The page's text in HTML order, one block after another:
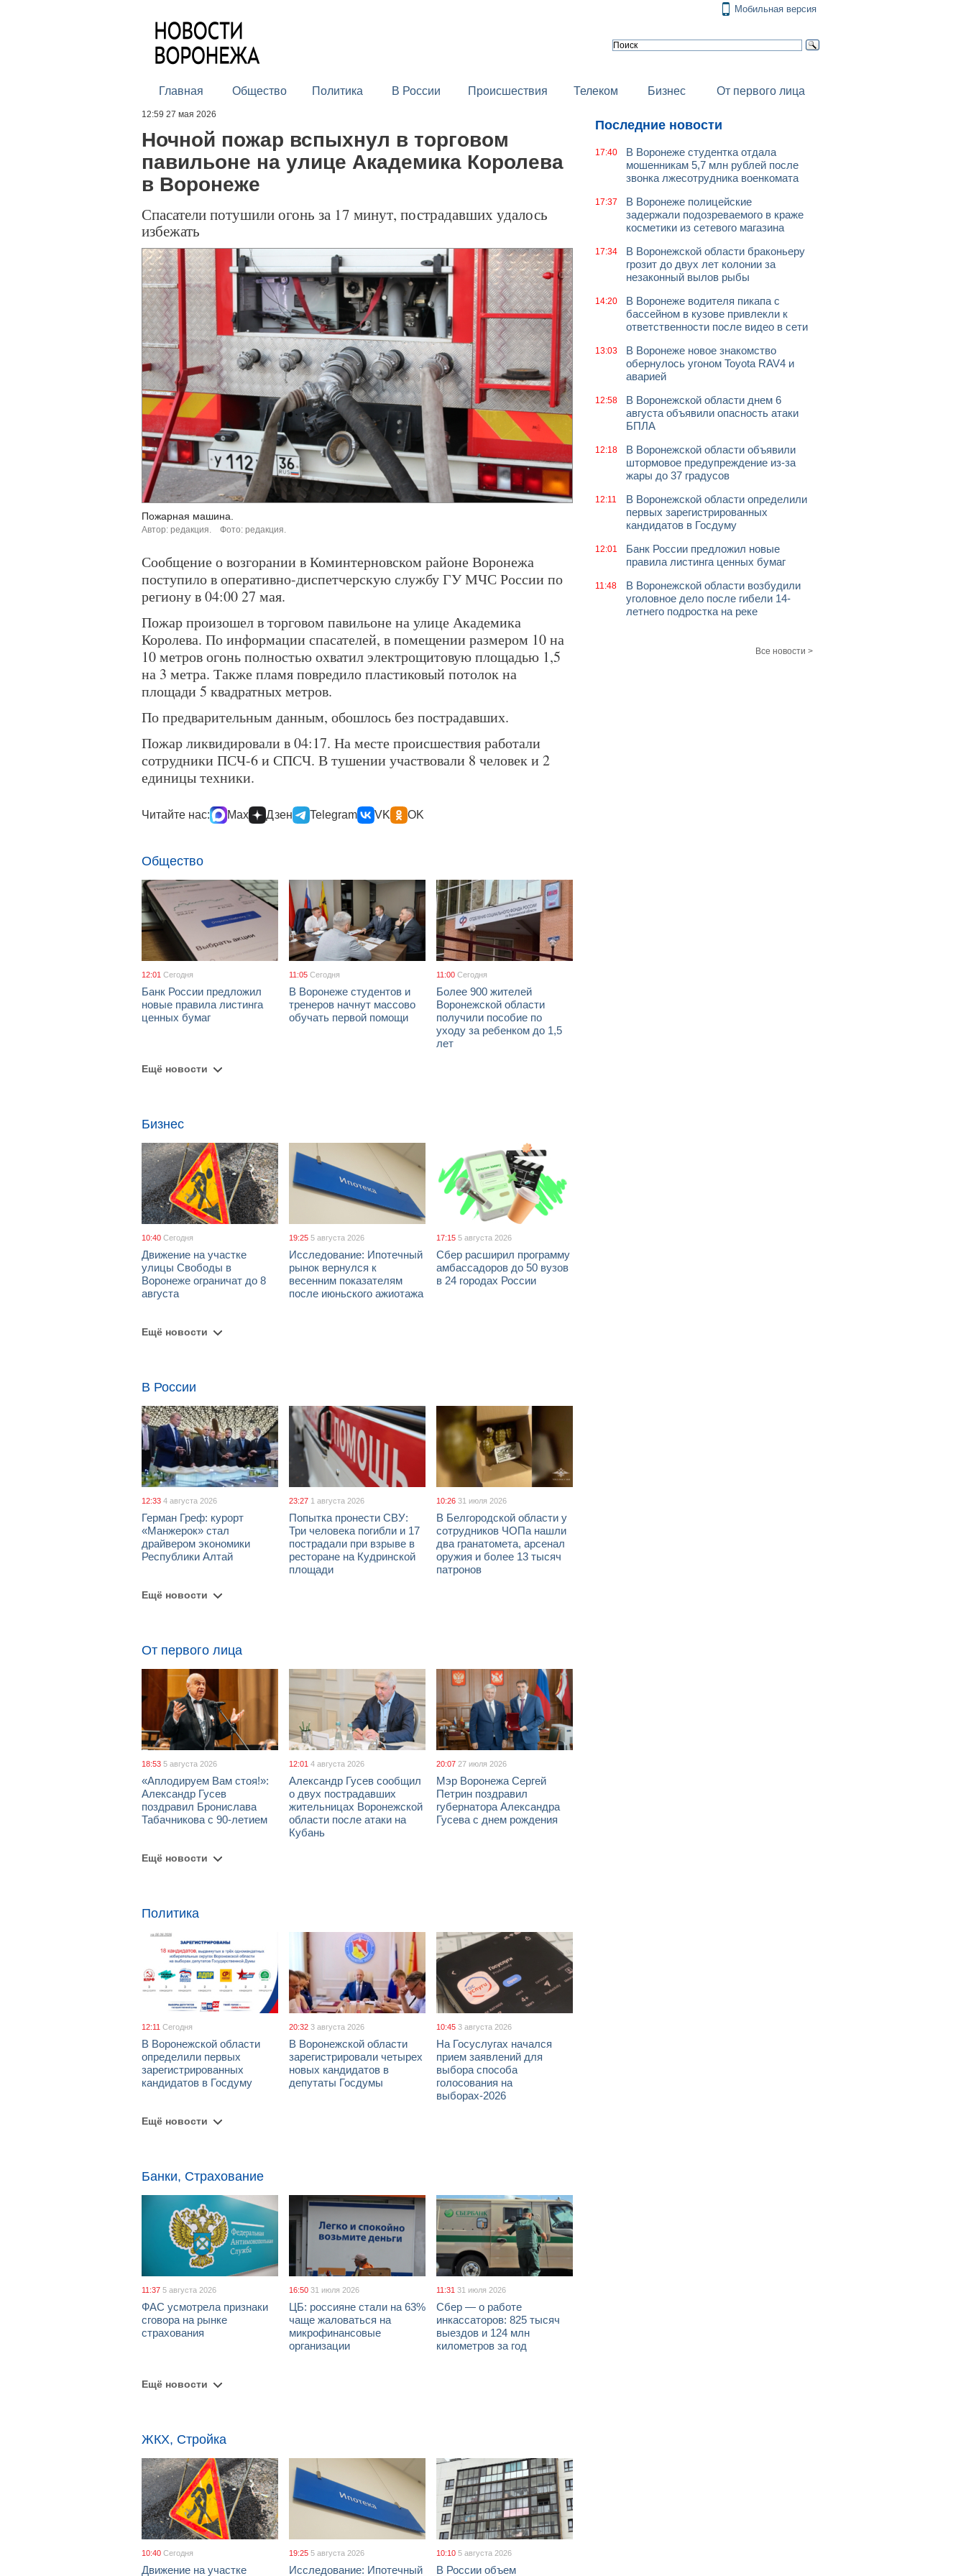
Мобильная версия
Главная Общество Политика В России Происшествия Телеком Бизнес От первого лица
12:59 27 мая 2026
Ночной пожар вспыхнул в торговом
павильоне на улице Академика Королева
в Воронеже
Спасатели потушили огонь за 17 минут, пострадавших удалось
избежать
Пожарная машина.
Автор: редакция. Фото: редакция.
Сообщение о возгорании в Коминтерновском районе Воронежа
поступило в оперативно-диспетчерскую службу ГУ МЧС России по
региону в 04:00 27 мая.
Пожар произошел в торговом павильоне на улице Академика
Королева. По информации спасателей, в помещении размером 10 на
10 метров огонь полностью охватил электрощитовую площадью 1,5
на 3 метра. Также пламя повредило пластиковый потолок на
площади 5 квадратных метров.
По предварительным данным, обошлось без пострадавших.
Пожар ликвидировали в 04:17. На месте происшествия работали
сотрудники ПСЧ-6 и СПСЧ. В тушении участвовали 8 человек и 2
единицы техники.
Читайте нас: Max Дзен Telegram VK OK
Общество
12:01 Сегодня
Банк России предложил
новые правила листинга
ценных бумаг
11:05 Сегодня
В Воронеже студентов и
тренеров начнут массово
обучать первой помощи
11:00 Сегодня
Более 900 жителей
Воронежской области
получили пособие по
уходу за ребенком до 1,5
лет
Ещё новости
Бизнес
10:40 Сегодня
Движение на участке
улицы Свободы в
Воронеже ограничат до 8
августа
19:25 5 августа 2026
Исследование: Ипотечный
рынок вернулся к
весенним показателям
после июньского ажиотажа
17:15 5 августа 2026
Сбер расширил программу
амбассадоров до 50 вузов
в 24 городах России
Ещё новости
В России
12:33 4 августа 2026
Герман Греф: курорт
«Манжерок» стал
драйвером экономики
Республики Алтай
23:27 1 августа 2026
Попытка пронести СВУ:
Три человека погибли и 17
пострадали при взрыве в
ресторане на Кудринской
площади
10:26 31 июля 2026
В Белгородской области у
сотрудников ЧОПа нашли
два гранатомета, арсенал
оружия и более 13 тысяч
патронов
Ещё новости
От первого лица
18:53 5 августа 2026
«Аплодируем Вам стоя!»:
Александр Гусев
поздравил Бронислава
Табачникова с 90-летием
12:01 4 августа 2026
Александр Гусев сообщил
о двух пострадавших
жительницах Воронежской
области после атаки на
Кубань
20:07 27 июля 2026
Мэр Воронежа Сергей
Петрин поздравил
губернатора Александра
Гусева с днем рождения
Ещё новости
Политика
12:11 Сегодня
В Воронежской области
определили первых
зарегистрированных
кандидатов в Госдуму
20:32 3 августа 2026
В Воронежской области
зарегистрировали четырех
новых кандидатов в
депутаты Госдумы
10:45 3 августа 2026
На Госуслугах начался
прием заявлений для
выбора способа
голосования на
выборах-2026
Ещё новости
Банки, Страхование
11:37 5 августа 2026
ФАС усмотрела признаки
сговора на рынке
страхования
16:50 31 июля 2026
ЦБ: россияне стали на 63%
чаще жаловаться на
микрофинансовые
организации
11:31 31 июля 2026
Сбер — о работе
инкассаторов: 825 тысяч
выездов и 124 млн
километров за год
Ещё новости
ЖКХ, Стройка
10:40 Сегодня
Движение на участке
19:25 5 августа 2026
Исследование: Ипотечный
10:10 5 августа 2026
В России объем
Последние новости
17:40
В Воронеже студентка отдала
мошенникам 5,7 млн рублей после
звонка лжесотрудника военкомата
17:37
В Воронеже полицейские
задержали подозреваемого в краже
косметики из сетевого магазина
17:34
В Воронежской области браконьеру
грозит до двух лет колонии за
незаконный вылов рыбы
14:20
В Воронеже водителя пикапа с
бассейном в кузове привлекли к
ответственности после видео в сети
13:03
В Воронеже новое знакомство
обернулось угоном Toyota RAV4 и
аварией
12:58
В Воронежской области днем 6
августа объявили опасность атаки
БПЛА
12:18
В Воронежской области объявили
штормовое предупреждение из-за
жары до 37 градусов
12:11
В Воронежской области определили
первых зарегистрированных
кандидатов в Госдуму
12:01
Банк России предложил новые
правила листинга ценных бумаг
11:48
В Воронежской области возбудили
уголовное дело после гибели 14-
летнего подростка на реке
Все новости >